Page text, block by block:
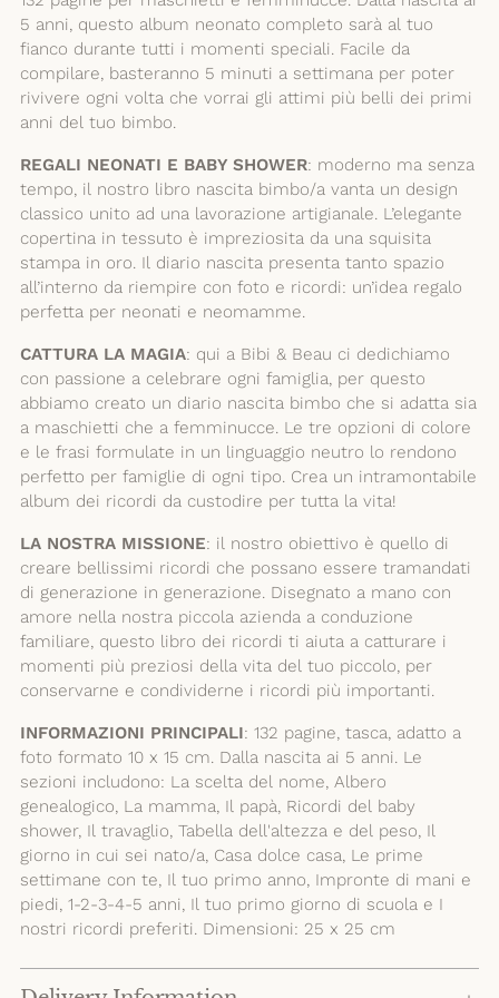
5 anni, questo album neonato completo sarà al tuo
fianco durante tutti i momenti speciali. Facile da
compilare, basteranno 5 minuti a settimana per poter
rivivere ogni volta che vorrai gli attimi più belli dei primi
anni del tuo bimbo.
REGALI NEONATI E BABY SHOWER: moderno ma senza
tempo, il nostro libro nascita bimbo/a vanta un design
classico unito ad una lavorazione artigianale. L’elegante
copertina in tessuto è impreziosita da una squisita
stampa in oro. Il diario nascita presenta tanto spazio
all’interno da riempire con foto e ricordi: un’idea regalo
perfetta per neonati e neomamme.
CATTURA LA MAGIA: qui a Bibi & Beau ci dedichiamo
con passione a celebrare ogni famiglia, per questo
abbiamo creato un diario nascita bimbo che si adatta sia
a maschietti che a femminucce. Le tre opzioni di colore
e le frasi formulate in un linguaggio neutro lo rendono
perfetto per famiglie di ogni tipo. Crea un intramontabile
album dei ricordi da custodire per tutta la vita!
LA NOSTRA MISSIONE: il nostro obiettivo è quello di
creare bellissimi ricordi che possano essere tramandati
di generazione in generazione. Disegnato a mano con
amore nella nostra piccola azienda a conduzione
familiare, questo libro dei ricordi ti aiuta a catturare i
momenti più preziosi della vita del tuo piccolo, per
conservarne e condividerne i ricordi più importanti.
INFORMAZIONI PRINCIPALI: 132 pagine, tasca, adatto a
foto formato 10 x 15 cm. Dalla nascita ai 5 anni. Le
sezioni includono: La scelta del nome, Albero
genealogico, La mamma, Il papà, Ricordi del baby
shower, Il travaglio, Tabella dell'altezza e del peso, Il
giorno in cui sei nato/a, Casa dolce casa, Le prime
settimane con te, Il tuo primo anno, Impronte di mani e
piedi, 1-2-3-4-5 anni, Il tuo primo giorno di scuola e I
nostri ricordi preferiti. Dimensioni: 25 x 25 cm